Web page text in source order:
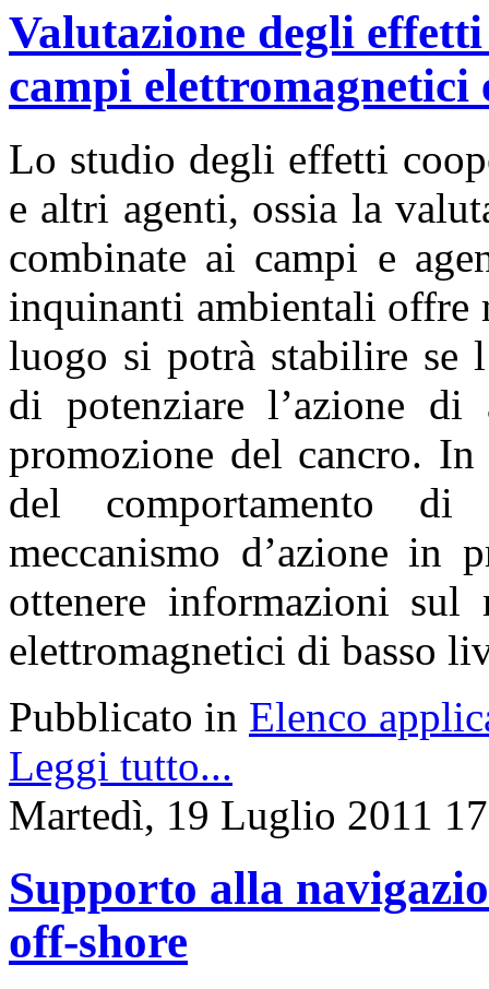
Valutazione degli
campi
Lo studio degli effetti
e altri agenti, ossia la
combinate ai campi e
inquinanti ambientali
luogo si potrà stabilire se
di potenziare l’azione di
promozione del cancro.
del comportamento
meccanismo d’azione in
ottenere informazioni sul
elettromagnetici di basso
Pubblicato in Elenco
Leggi tutto...
Martedì, 19 Luglio 2011
Supporto alla
off-shore